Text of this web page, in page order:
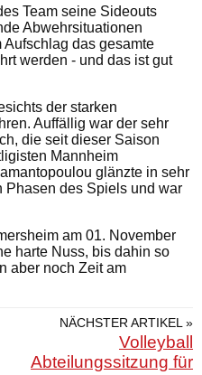
Team seine Sideouts
Abwehrsituationen
das gesamte
werden - und das ist gut
der starken
Auffällig war der sehr
die seit dieser Saison
Mannheim
glänzte in sehr
des Spiels und war
am 01. November
harte Nuss, bis dahin so
aber noch Zeit am
NÄCHSTER ARTIKEL »
Volleyball
Abteilungssitzung für